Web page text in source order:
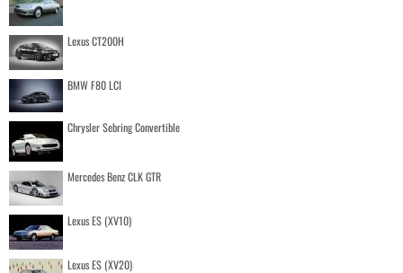
Lexus CT200H
BMW F80 LCI
Chrysler Sebring Convertible
Mercedes Benz CLK GTR
Lexus ES (XV10)
Lexus ES (XV20)